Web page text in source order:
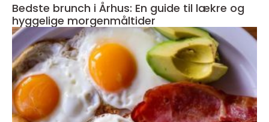
Bedste brunch i Århus: En guide til lækre og
hyggelige morgenmåltider